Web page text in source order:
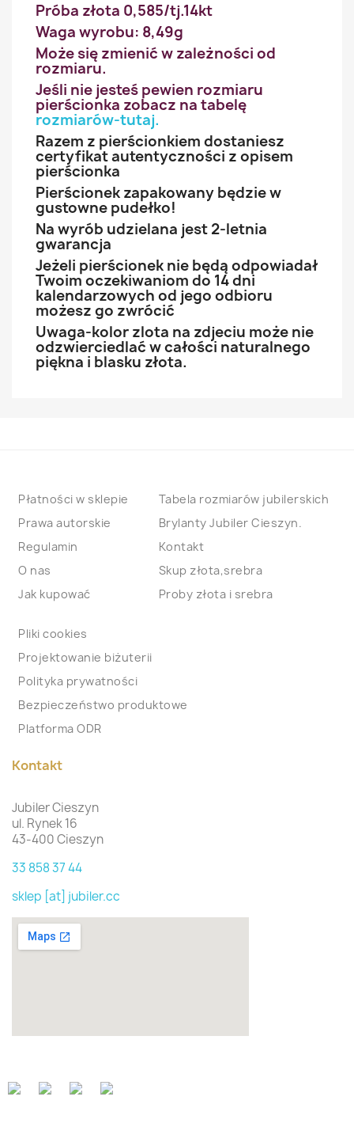
Próba złota 0,585/tj.14kt
Waga wyrobu: 8,49g
Może się zmienić w zależności od
rozmiaru.
Jeśli nie jesteś pewien rozmiaru
pierścionka zobacz na tabelę
rozmiarów-tutaj.
Razem z pierścionkiem dostaniesz
certyfikat autentyczności z opisem
pierścionka
Pierścionek zapakowany będzie w
gustowne pudełko!
Na wyrób udzielana jest 2-letnia
gwarancja
Jeżeli pierścionek nie będą odpowiadał
Twoim oczekiwaniom do 14 dni
kalendarzowych od jego odbioru
możesz go zwrócić
Uwaga-kolor zlota na zdjeciu może nie
odzwierciedlać w całości naturalnego
piękna i blasku złota.
Płatności w sklepie
Prawa autorskie
Regulamin
O nas
Jak kupować
Tabela rozmiarów jubilerskich
Brylanty Jubiler Cieszyn.
Kontakt
Skup złota,srebra
Proby złota i srebra
Pliki cookies
Projektowanie biżuterii
Polityka prywatności
Bezpieczeństwo produktowe
Platforma ODR
Kontakt
Jubiler Cieszyn
ul. Rynek 16
43-400 Cieszyn
33 858 37 44
sklep [at] jubiler.cc